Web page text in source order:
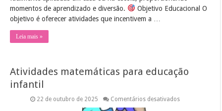
momentos de aprendizado e diversão.
Objetivo Educacional O
objetivo é oferecer atividades que incentivem a …
Leia mais »
Atividades matemáticas para educação
infantil
22 de outubro de 2025 Comentários desativadosem